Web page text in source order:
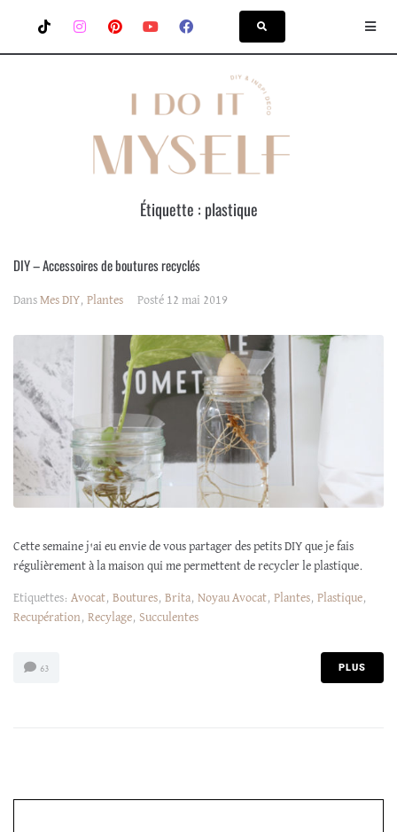
Étiquette : plastique
DIY – Accessoires de boutures recyclés
Dans Mes DIY, Plantes Posté 12 mai 2019
Cette semaine j'ai eu envie de vous partager des petits DIY que je fais
régulièrement à la maison qui me permettent de recycler le plastique.
Etiquettes: Avocat, Boutures, Brita, Noyau Avocat, Plantes, Plastique,
Recupération, Recylage, Succulentes
63 PLUS